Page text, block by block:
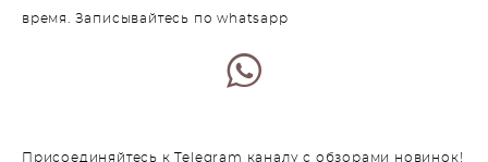
время. Записывайтесь по whatsapp
Присоединяйтесь к Telegram каналу с обзорами новинок!